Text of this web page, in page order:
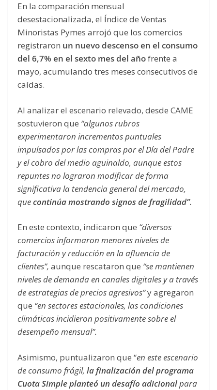
En la comparación mensual
desestacionalizada, el Índice de Ventas
Minoristas Pymes arrojó que los comercios
registraron un nuevo descenso en el consumo
del 6,7% en el sexto mes del añofrente a
mayo, acumulando tres meses consecutivos de
caídas.
Al analizar el escenario relevado, desde CAME
sostuvieron que “algunos rubros
experimentaron incrementos puntuales
impulsados por las compras por el Día del Padre
y el cobro del medio aguinaldo, aunque estos
repuntes no lograron modificar de forma
significativa la tendencia general del mercado,
quecontinúa mostrando signos de fragilidad”.
En este contexto, indicaron que “diversos
comercios informaron menores niveles de
facturación y reducción en la afluencia de
clientes”, aunque rescataron que “se mantienen
niveles de demanda en canales digitales y a través
de estrategias de precios agresivos”y agregaron
que “en sectores estacionales, las condiciones
climáticas incidieron positivamente sobre el
desempeño mensual”.
Asimismo, puntualizaron que “en este escenario
de consumo frágil, la finalización del programa
Cuota Simple planteó un desafío adicionalpara